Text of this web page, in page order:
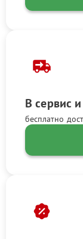
В сервис
бесплатно